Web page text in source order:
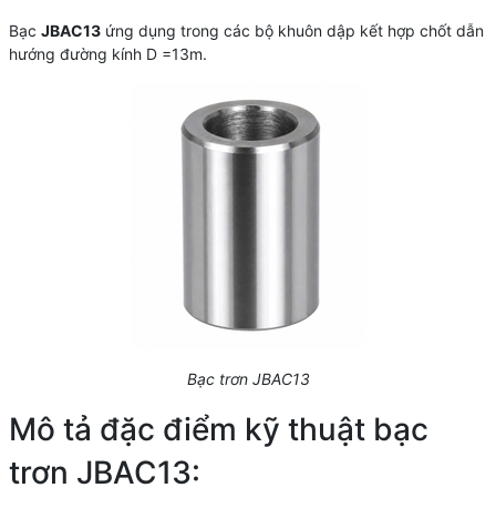
Bạc JBAC13ứng dụng trong các bộ khuôn dập kết hợp chốt dẫn
hướng đường kính D =13m.
Bạc trơn JBAC13
Mô tả đặc điểm kỹ thuật bạc
trơn JBAC13: